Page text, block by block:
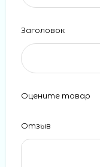
Заголовок
Оцените товар
Отзыв